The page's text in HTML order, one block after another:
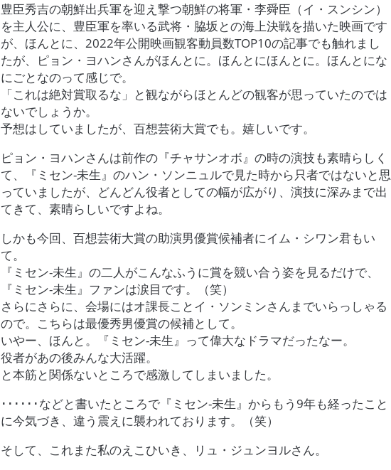
豊臣秀吉の朝鮮出兵軍を迎え撃つ朝鮮の将軍・李舜臣（イ・スンシン）
を主人公に、豊臣軍を率いる武将・脇坂との海上決戦を描いた映画です
が、ほんとに、2022年公開映画観客動員数TOP10の記事でも触れまし
たが、ピョン・ヨハンさんがほんとに。ほんとにほんとに。ほんとにな
にごとなのって感じで。
「これは絶対賞取るな」と観ながらほとんどの観客が思っていたのでは
ないでしょうか。
予想はしていましたが、百想芸術大賞でも。嬉しいです。
ピョン・ヨハンさんは前作の『チャサンオボ』の時の演技も素晴らしく
て、『ミセン-未生』のハン・ソンニュルで見た時から只者ではないと思
っていましたが、どんどん役者としての幅が広がり、演技に深みまで出
てきて、素晴らしいですよね。
しかも今回、百想芸術大賞の助演男優賞候補者にイム・シワン君もい
て。
『ミセン-未生』の二人がこんなふうに賞を競い合う姿を見るだけで、
『ミセン-未生』ファンは涙目です。（笑）
さらにさらに、会場にはオ課長ことイ・ソンミンさんまでいらっしゃる
ので。こちらは最優秀男優賞の候補として。
いやー、ほんと。『ミセン-未生』って偉大なドラマだったなー。
役者があの後みんな大活躍。
と本筋と関係ないところで感激してしまいました。
･･････などと書いたところで『ミセン-未生』からもう9年も経ったこと
に今気づき、違う震えに襲われております。（笑）
そして、これまた私のえこひいき、リュ・ジュンヨルさん。